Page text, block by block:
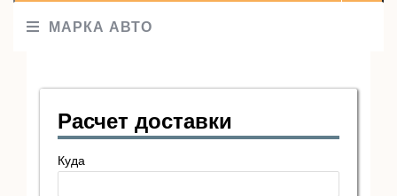
МАРКА АВТО
Расчет доставки
Куда